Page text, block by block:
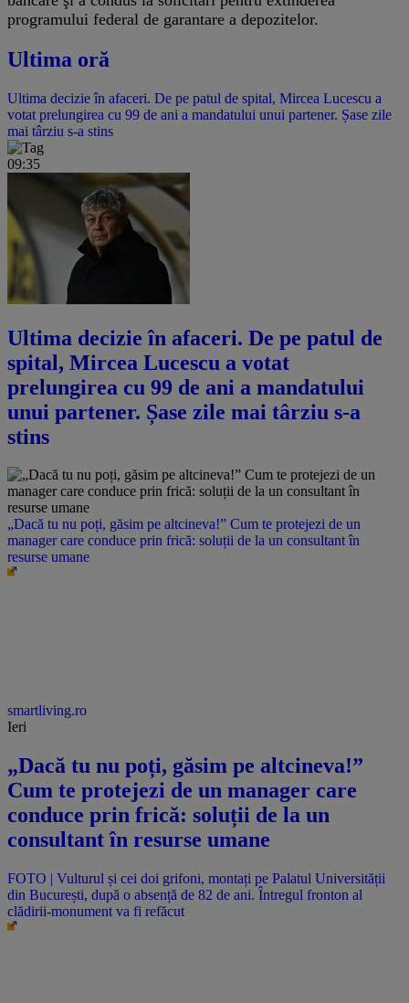
programului federal de garantare a depozitelor.
Ultima oră
Ultima decizie în afaceri. De pe patul de spital, Mircea Lucescu a
votat prelungirea cu 99 de ani a mandatului unui partener. Șase zile
mai târziu s-a stins
09:35
Ultima decizie în afaceri. De pe patul de
spital, Mircea Lucescu a votat
prelungirea cu 99 de ani a mandatului
unui partener. Șase zile mai târziu s-a
stins
„Dacă tu nu poți, găsim pe altcineva!” Cum te protejezi de un
manager care conduce prin frică: soluții de la un consultant în
resurse umane
smartliving.ro
Ieri
„Dacă tu nu poți, găsim pe altcineva!”
Cum te protejezi de un manager care
conduce prin frică: soluții de la un
consultant în resurse umane
FOTO | Vulturul și cei doi grifoni, montați pe Palatul Universității
din București, după o absență de 82 de ani. Întregul fronton al
clădirii-monument va fi refăcut